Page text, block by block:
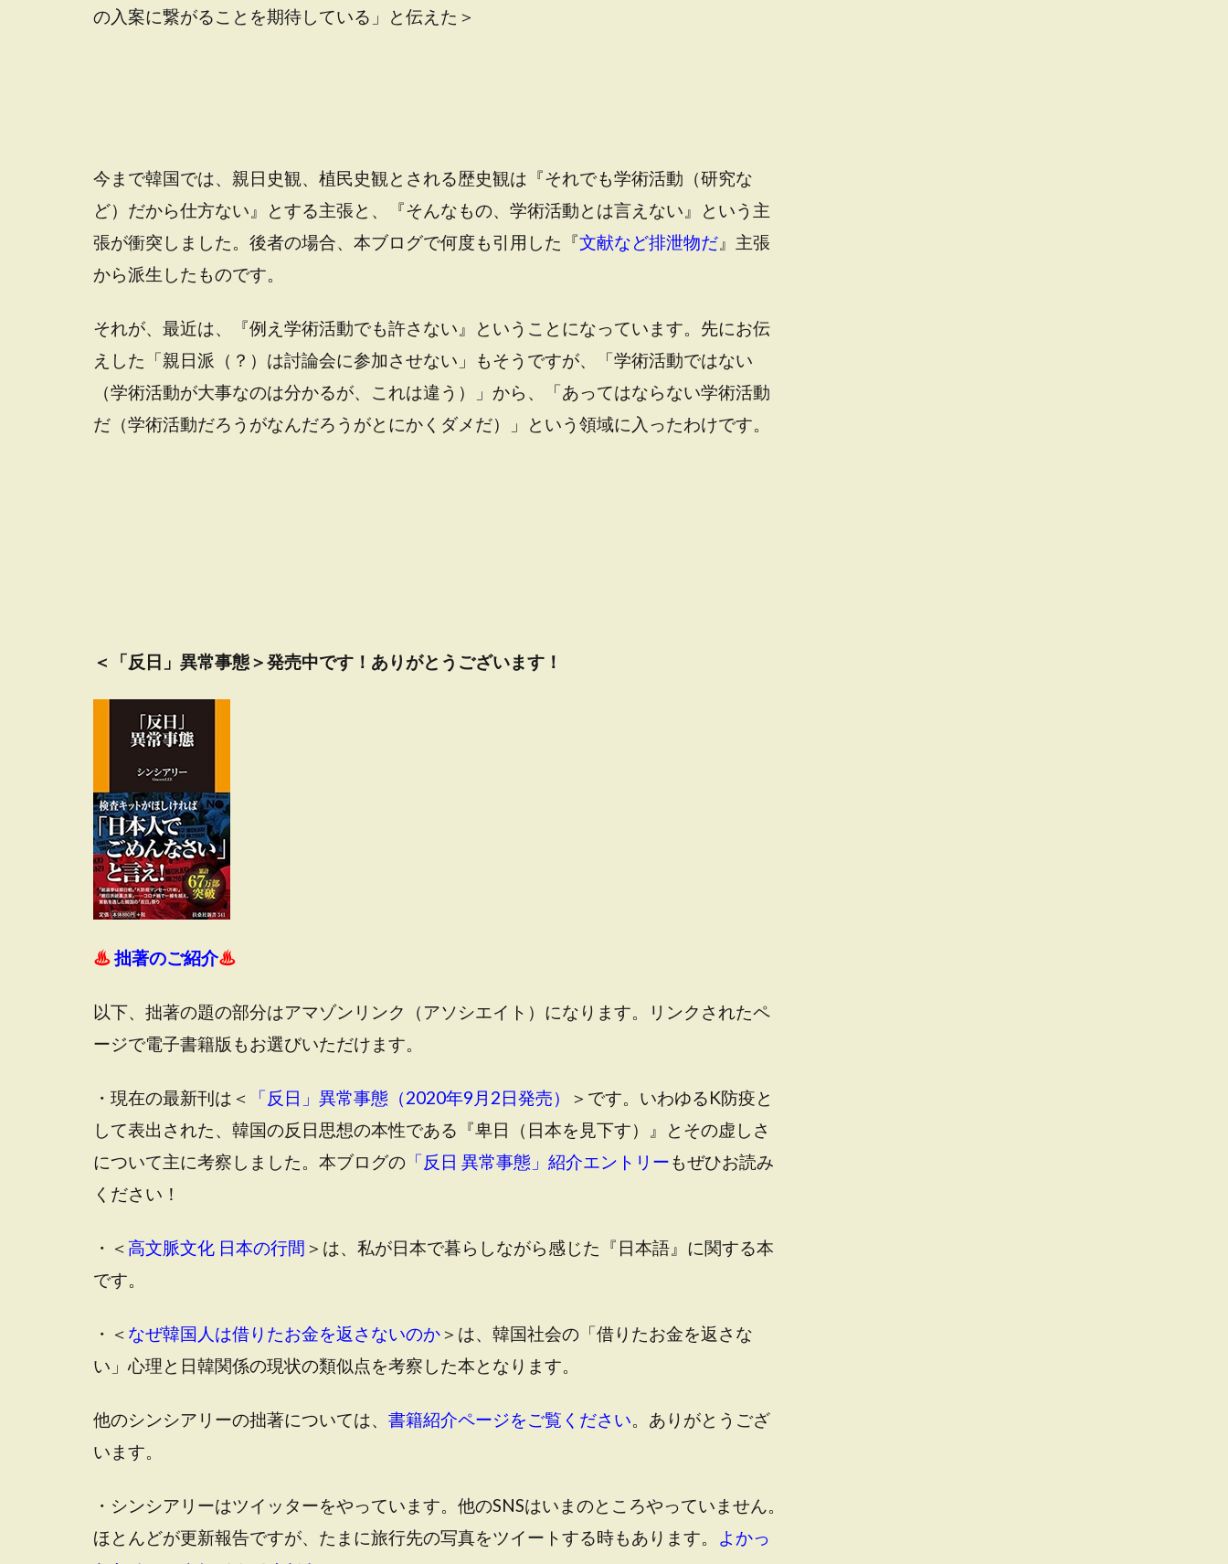
の入案に繋がることを期待している」と伝えた＞
今まで韓国では、親日史観、植民史観とされる歴史観は『それでも学術活動（研究な
ど）だから仕方ない』とする主張と、『そんなもの、学術活動とは言えない』という主
張が衝突しました。後者の場合、本ブログで何度も引用した『文献など排泄物だ 』主張
から派生したものです。
それが、最近は、『例え学術活動でも許さない』ということになっています。先にお伝
えした「親日派（？）は討論会に参加させない」もそうですが、「学術活動ではない
（学術活動が大事なのは分かるが、これは違う）」から、「あってはならない学術活動
だ（学術活動だろうがなんだろうがとにかくダメだ）」という領域に入ったわけです。
＜「反日」異常事態＞発売中です！ありがとうございます！
♨拙著のご紹介♨
以下、拙著の題の部分はアマゾンリンク（アソシエイト）になります。リンクされたペ
ージで電子書籍版もお選びいただけます。
・現在の最新刊は＜ 「反日」異常事態（2020年9月2日発売） ＞です。いわゆるK防疫と
して表出された、韓国の反日思想の本性である『卑日（日本を見下す）』とその虚しさ
について主に考察しました。本ブログの 「反日 異常事態」紹介エントリーもぜひお読み
ください！
・＜高文脈文化 日本の行間 ＞は、私が日本で暮らしながら感じた『日本語』に関する本
です。
・＜ なぜ韓国人は借りたお金を返さないのか＞は、韓国社会の「借りたお金を返さな
い」心理と日韓関係の現状の類似点を考察した本となります。
他のシンシアリーの拙著については、 書籍紹介ページをご覧ください。ありがとうござ
います。
・シンシアリーはツイッターをやっています。他のSNSはいまのところやっていません。
ほとんどが更新報告ですが、たまに旅行先の写真をツイートする時もあります。 よかっ